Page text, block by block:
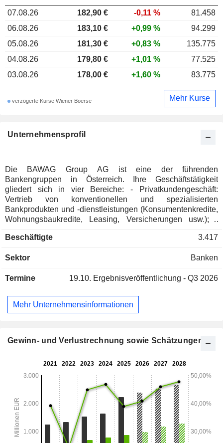
Unternehmensprofil
Die BAWAG Group AG ist eine der führenden
Bankengruppen in Österreich. Ihre Geschäftstätigkeit
gliedert sich in vier Bereiche: - Privatkundengeschäft:
Vertrieb von konventionellen und spezialisierten
Bankprodukten und -dienstleistungen (Konsumentenkredite,
Wohnungsbaukredite, Leasing, Versicherungen usw.); -
Investmentbanking; - Marktbankgeschäft; Ende 2025
und 50,7 Milliarden Euro an Sichtkrediten.
Beschäftigte 3.417
Sektor Banken
Termine 19.10. Ergebnisveröffentlichung - Q3 2026
Mehr Unternehmensinformationen
07.08.26
182,90 € -0,11 %
81.458
06.08.26
183,10 € +0,99 %
94.299
05.08.26
181,30 € +0,83 %
135.775
04.08.26
179,80 € +1,01 %
77.525
03.08.26
178,00 € +1,60 % 83.775
verzögerte Kurse Wiener Boerse Mehr Kurse
Gewinn- und Verlustrechnung sowie Schätzungen